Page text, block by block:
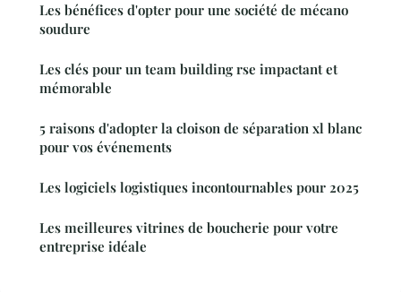
Les bénéfices d'opter pour une société de mécano
soudure
Les clés pour un team building rse impactant et
mémorable
5 raisons d'adopter la cloison de séparation xl blanc
pour vos événements
Les logiciels logistiques incontournables pour 2025
Les meilleures vitrines de boucherie pour votre
entreprise idéale